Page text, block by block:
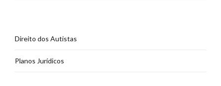
Direito dos Autistas
Planos Jurídicos